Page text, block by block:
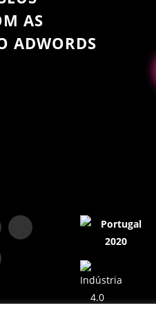
AS
ADWORDS